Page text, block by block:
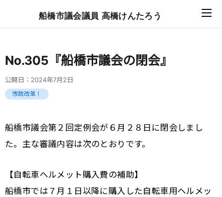
船橋市議会議員 高橋けんたろう
No.305『船橋市議会の閉会』
公開日： 2024年7月2日
市政改革！
船橋市議会第２回定例会が６月２８日に閉会しまし
た。主な審議内容は次のとおりです。
【自転車ヘルメット購入費の補助】
船橋市では７月１日以降に購入した自転車用ヘルメッ